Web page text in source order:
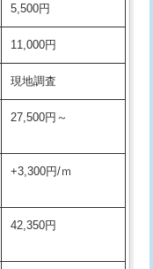
16,500円
16,500円
3,300円
5,500円
11,000円
5,500円
11,000円
現地調査
27,500円～
+3,300円/ｍ
42,350円